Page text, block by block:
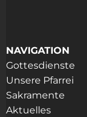
NAVIGATION
Gottesdienste
Unsere Pfarrei
Sakramente
Aktuelles